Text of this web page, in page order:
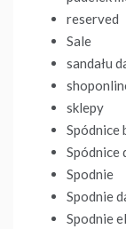
reserved
Sale
sandału
sklepy
Spódnice
Spódnice
Spodnie
Spodnie
Spodnie